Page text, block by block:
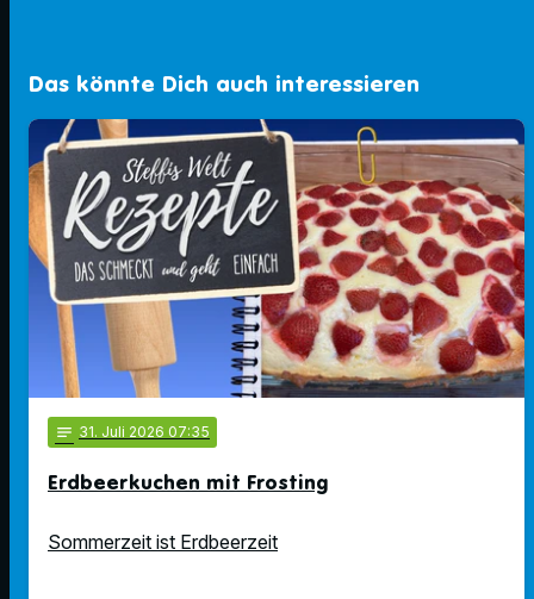
Das könnte Dich auch interessieren
notes 31. Juli 2026 07:35
Erdbeerkuchen mit Frosting
Sommerzeit ist Erdbeerzeit